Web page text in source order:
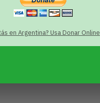
en Argentina? Usa Donar Online